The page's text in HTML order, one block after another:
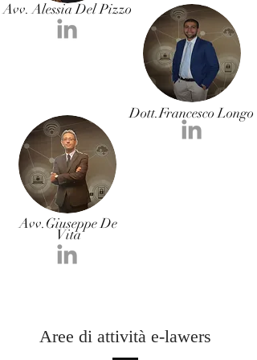
Aree di attività e-lawers
Avv.Giuseppe De
Vita
Avv. Alessia Del Pizzo
Dott.Francesco Longo